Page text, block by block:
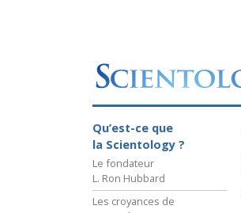
Qu’est-ce que
la Scientology ?
Le fondateur
L. Ron Hubbard
Les croyances de